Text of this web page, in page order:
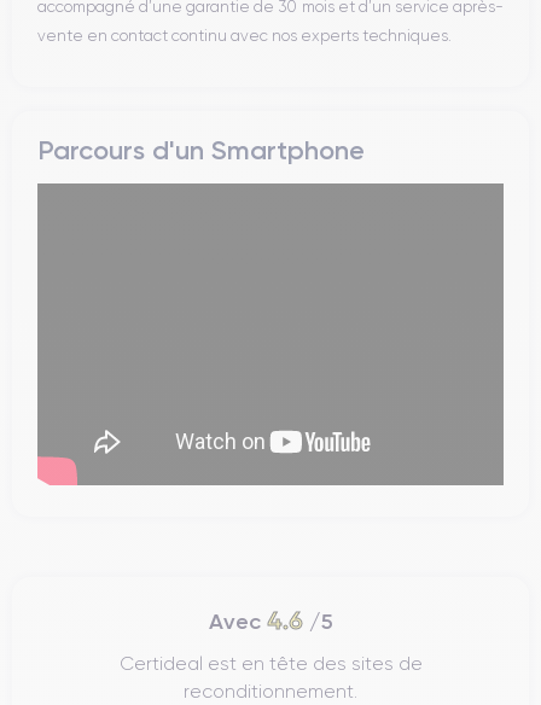
accompagné d’une garantie de 30 mois et d’un service après-
vente en contact continu avec nos experts techniques.
Parcours d'un Smartphone
Avec 4.6/5
Certideal est en tête des sites de
reconditionnement.